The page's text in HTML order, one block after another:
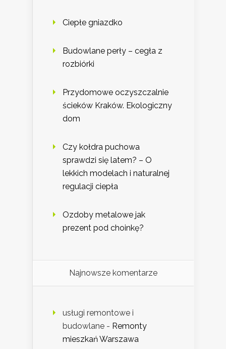
Ciepłe gniazdko
Budowlane perły – cegła z
rozbiórki
Przydomowe oczyszczalnie
ścieków Kraków. Ekologiczny
dom
Czy kołdra puchowa
sprawdzi się latem? – O
lekkich modelach i naturalnej
regulacji ciepła
Ozdoby metalowe jak
prezent pod choinkę?
Najnowsze komentarze
usługi remontowe i
budowlane - Remonty
mieszkań Warszawa